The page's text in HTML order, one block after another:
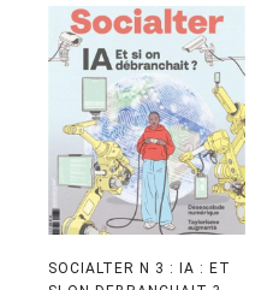
SOCIALTER N 3 : IA : ET